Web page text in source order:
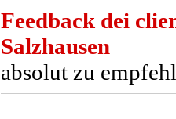
Feedback dei
Salzhausen
absolut zu